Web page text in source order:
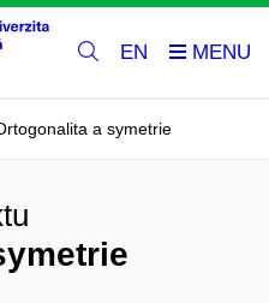
EN
a symetrie